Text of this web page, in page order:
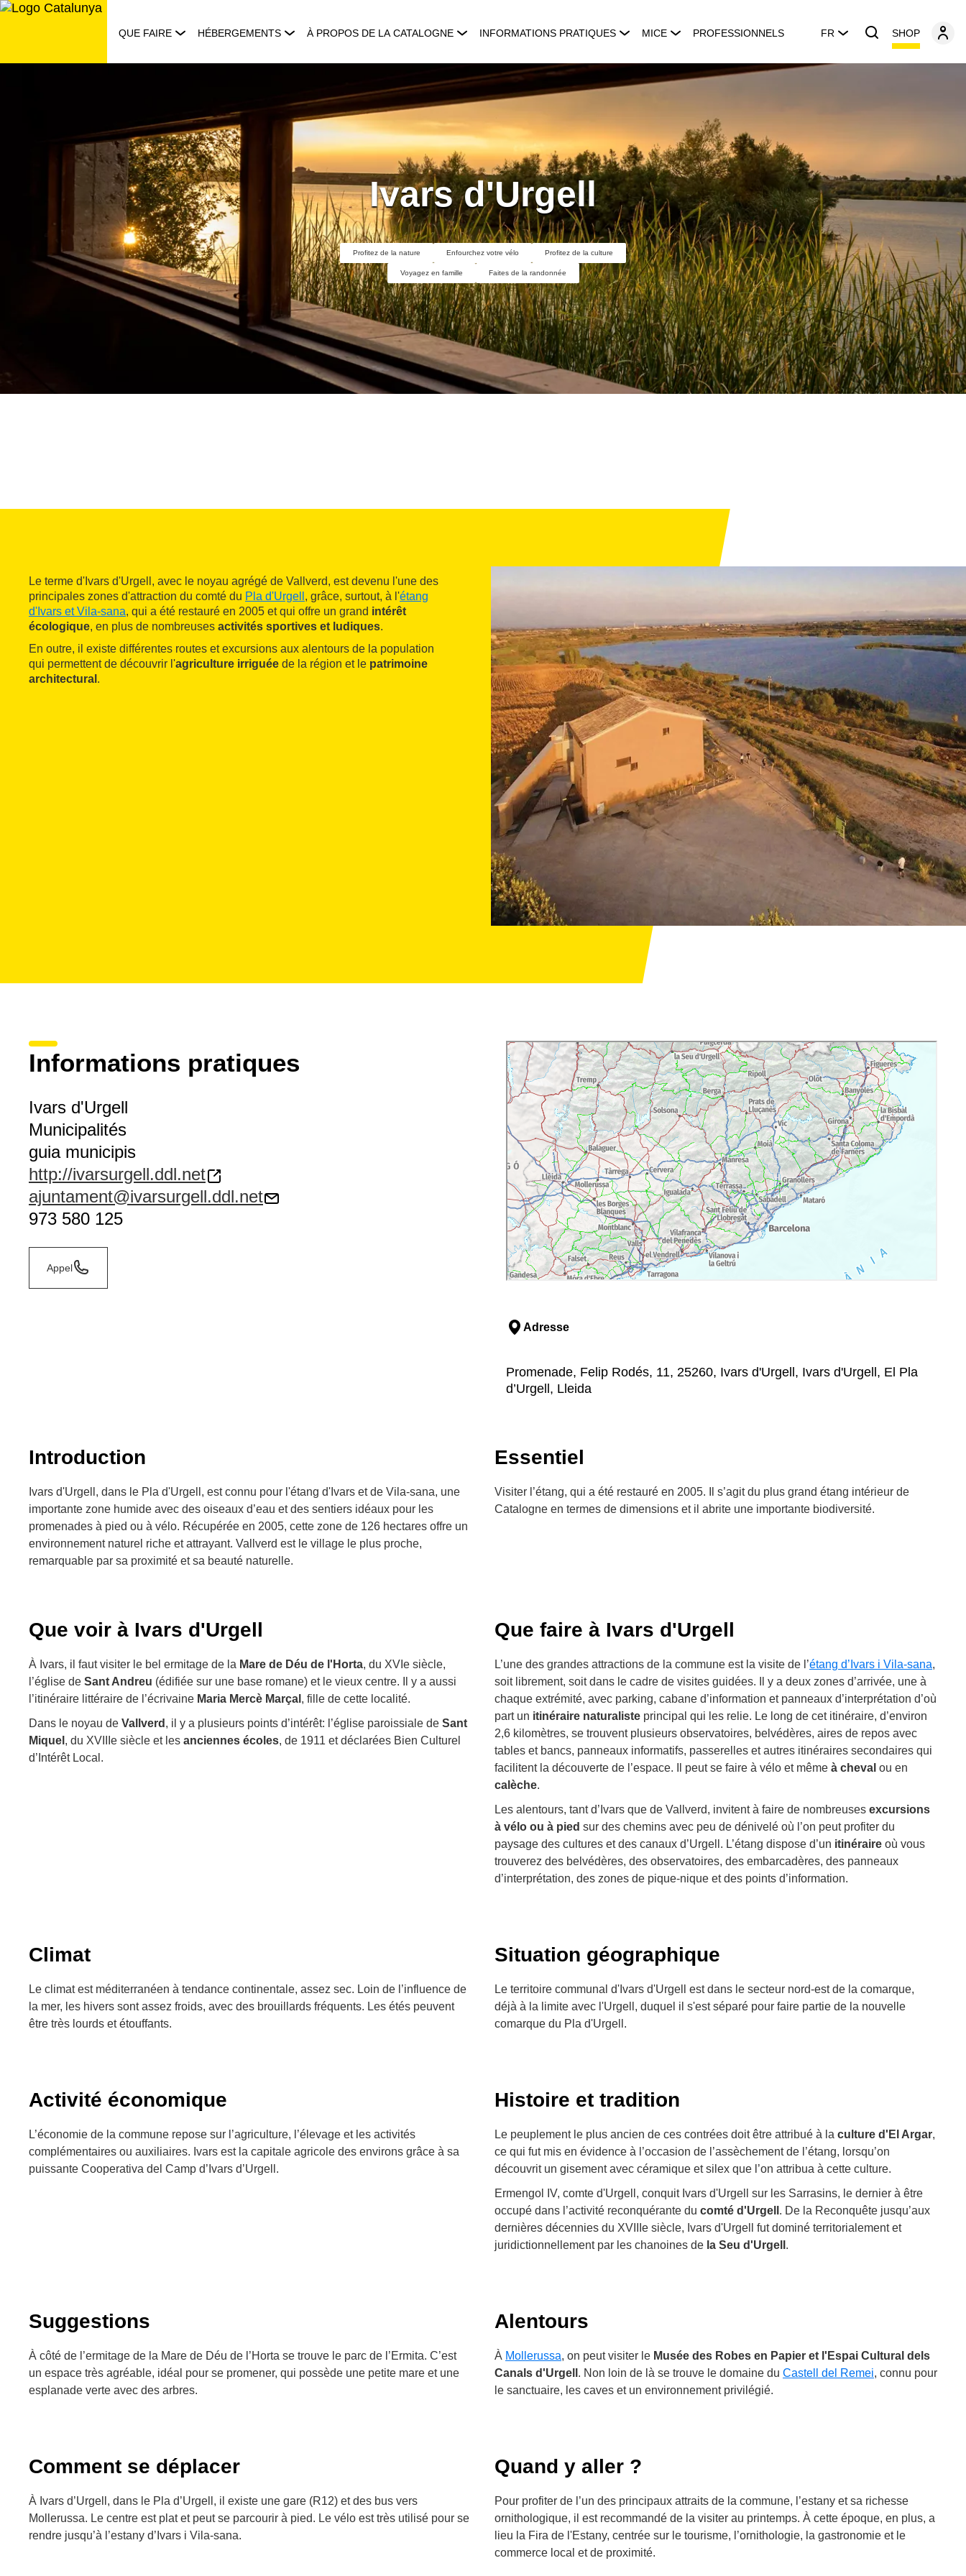
Aller
QUE FAIRE HÉBERGEMENTS À PROPOS DE LA CATALOGNE INFORMATIONS PRATIQUES MICE PROFESSIONNELS FR SHOP
Ivars d'Urgell
Profitez de la nature Enfourchez votre vélo Profitez de la culture
Voyagez en famille Faites de la randonnée
Le terme d'Ivars d'Urgell, avec le noyau agrégé de Vallverd, est devenu l'une des
principales zones d'attraction du comté du Pla d'Urgell , grâce, surtout, à l'étang
d'Ivars et Vila-sana, qui a été restauré en 2005 et qui offre un grand intérêt
écologique, en plus de nombreuses activités sportives et ludiques.
En outre, il existe différentes routes et excursions aux alentours de la population
qui permettent de découvrir l'agriculture irriguée de la région et le patrimoine
architectural .
Informations pratiques
Ivars d'Urgell
Municipalités
guia municipis
http://ivarsurgell.ddl.net
ajuntament@ivarsurgell.ddl.net
973 580 125
Appel
Adresse
Promenade, Felip Rodés, 11, 25260, Ivars d'Urgell, Ivars d'Urgell, El Pla
d’Urgell, Lleida
Introduction
Ivars d'Urgell, dans le Pla d'Urgell, est connu pour l'étang d'Ivars et de Vila-sana, une
importante zone humide avec des oiseaux d’eau et des sentiers idéaux pour les
promenades à pied ou à vélo. Récupérée en 2005, cette zone de 126 hectares offre un
environnement naturel riche et attrayant. Vallverd est le village le plus proche,
remarquable par sa proximité et sa beauté naturelle.
Essentiel
Visiter l’étang, qui a été restauré en 2005. Il s’agit du plus grand étang intérieur de
Catalogne en termes de dimensions et il abrite une importante biodiversité.
Que voir à Ivars d'Urgell
À Ivars, il faut visiter le bel ermitage de la Mare de Déu de l'Horta, du XVIe siècle,
l’église de Sant Andreu (édifiée sur une base romane) et le vieux centre. Il y a aussi
l’itinéraire littéraire de l’écrivaine Maria Mercè Marçal , fille de cette localité.
Dans le noyau de Vallverd , il y a plusieurs points d’intérêt: l’église paroissiale de Sant
Miquel , du XVIIIe siècle et les anciennes écoles, de 1911 et déclarées Bien Culturel
d’Intérêt Local.
Que faire à Ivars d'Urgell
L’une des grandes attractions de la commune est la visite de l’étang d’Ivars i Vila-sana,
soit librement, soit dans le cadre de visites guidées. Il y a deux zones d’arrivée, une à
chaque extrémité, avec parking, cabane d’information et panneaux d’interprétation d’où
part un itinéraire naturaliste principal qui les relie. Le long de cet itinéraire, d’environ
2,6 kilomètres, se trouvent plusieurs observatoires, belvédères, aires de repos avec
tables et bancs, panneaux informatifs, passerelles et autres itinéraires secondaires qui
facilitent la découverte de l’espace. Il peut se faire à vélo et même à cheval ou en
calèche.
Les alentours, tant d’Ivars que de Vallverd, invitent à faire de nombreuses excursions
à vélo ou à pied sur des chemins avec peu de dénivelé où l’on peut profiter du
paysage des cultures et des canaux d’Urgell. L’étang dispose d’un itinéraire où vous
trouverez des belvédères, des observatoires, des embarcadères, des panneaux
d’interprétation, des zones de pique-nique et des points d’information.
Climat
Le climat est méditerranéen à tendance continentale, assez sec. Loin de l’influence de
la mer, les hivers sont assez froids, avec des brouillards fréquents. Les étés peuvent
être très lourds et étouffants.
Situation géographique
Le territoire communal d'Ivars d'Urgell est dans le secteur nord-est de la comarque,
déjà à la limite avec l'Urgell, duquel il s'est séparé pour faire partie de la nouvelle
comarque du Pla d'Urgell.
Activité économique
L’économie de la commune repose sur l’agriculture, l’élevage et les activités
complémentaires ou auxiliaires. Ivars est la capitale agricole des environs grâce à sa
puissante Cooperativa del Camp d’Ivars d’Urgell.
Histoire et tradition
Le peuplement le plus ancien de ces contrées doit être attribué à la culture d'El Argar,
ce qui fut mis en évidence à l’occasion de l’assèchement de l’étang, lorsqu’on
découvrit un gisement avec céramique et silex que l’on attribua à cette culture.
Ermengol IV, comte d'Urgell, conquit Ivars d'Urgell sur les Sarrasins, le dernier à être
occupé dans l’activité reconquérante du comté d'Urgell . De la Reconquête jusqu’aux
dernières décennies du XVIIIe siècle, Ivars d'Urgell fut dominé territorialement et
juridictionnellement par les chanoines de la Seu d'Urgell .
Suggestions
À côté de l’ermitage de la Mare de Déu de l’Horta se trouve le parc de l’Ermita. C’est
un espace très agréable, idéal pour se promener, qui possède une petite mare et une
esplanade verte avec des arbres.
Alentours
À Mollerussa, on peut visiter le Musée des Robes en Papier et l'Espai Cultural dels
Canals d'Urgell . Non loin de là se trouve le domaine du Castell del Remei, connu pour
le sanctuaire, les caves et un environnement privilégié.
Comment se déplacer
À Ivars d’Urgell, dans le Pla d’Urgell, il existe une gare (R12) et des bus vers
Mollerussa. Le centre est plat et peut se parcourir à pied. Le vélo est très utilisé pour se
rendre jusqu’à l’estany d’Ivars i Vila-sana.
Quand y aller ?
Pour profiter de l’un des principaux attraits de la commune, l’estany et sa richesse
ornithologique, il est recommandé de la visiter au printemps. À cette époque, en plus, a
lieu la Fira de l'Estany, centrée sur le tourisme, l’ornithologie, la gastronomie et le
commerce local et de proximité.